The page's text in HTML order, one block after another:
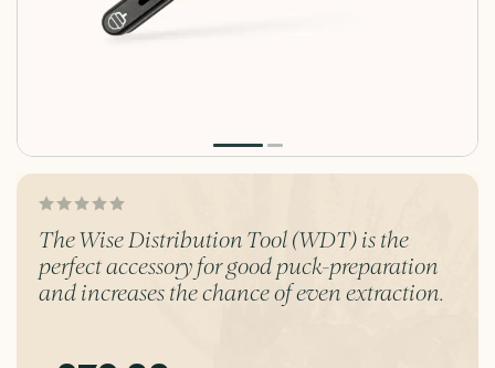
The Wise Distribution Tool (WDT) is the
perfect accessory for good puck-preparation
and increases the chance of even extraction.